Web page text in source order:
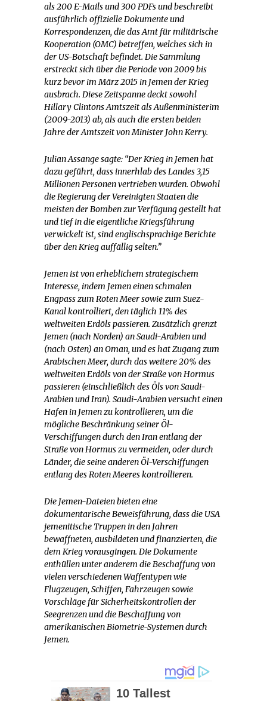
als 200 E-Mails und 300 PDFs und beschreibt
ausführlich offizielle Dokumente und
Korrespondenzen, die das Amt für militärische
Kooperation (OMC) betreffen, welches sich in
der US-Botschaft befindet. Die Sammlung
erstreckt sich über die Periode von 2009 bis
kurz bevor im März 2015 in Jemen der Krieg
ausbrach. Diese Zeitspanne deckt sowohl
Hillary Clintons Amtszeit als Außenministerim
(2009-2013) ab, als auch die ersten beiden
Jahre der Amtszeit von Minister John Kerry.
Julian Assange sagte: “Der Krieg in Jemen hat
dazu geführt, dass innerhlab des Landes 3,15
Millionen Personen vertrieben wurden. Obwohl
die Regierung der Vereinigten Staaten die
meisten der Bomben zur Verfügung gestellt hat
und tief in die eigentliche Kriegsführung
verwickelt ist, sind englischsprachige Berichte
über den Krieg auffällig selten.”
Jemen ist von erheblichem strategischem
Interesse, indem Jemen einen schmalen
Engpass zum Roten Meer sowie zum Suez-
Kanal kontrolliert, den täglich 11% des
weltweiten Erdöls passieren. Zusätzlich grenzt
Jemen (nach Norden) an Saudi-Arabien und
(nach Osten) an Oman, und es hat Zugang zum
Arabischen Meer, durch das weitere 20% des
weltweiten Erdöls von der Straße von Hormus
passieren (einschließlich des Öls von Saudi-
Arabien und Iran). Saudi-Arabien versucht einen
Hafen in Jemen zu kontrollieren, um die
mögliche Beschränkung seiner Öl-
Verschiffungen durch den Iran entlang der
Straße von Hormus zu vermeiden, oder durch
Länder, die seine anderen Öl-Verschiffungen
entlang des Roten Meeres kontrollieren.
Die Jemen-Dateien bieten eine
dokumentarische Beweisführung, dass die USA
jemenitische Truppen in den Jahren
bewaffneten, ausbildeten und finanzierten, die
dem Krieg vorausgingen. Die Dokumente
enthüllen unter anderem die Beschaffung von
vielen verschiedenen Waffentypen wie
Flugzeugen, Schiffen, Fahrzeugen sowie
Vorschläge für Sicherheitskontrollen der
Seegrenzen und die Beschaffung von
amerikanischen Biometrie-Systemen durch
Jemen.